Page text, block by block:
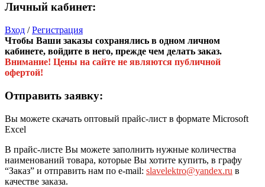
Личный кабинет:
Вход /Регистрация
Чтобы Ваши заказы сохранялись в одном личном
кабинете, войдите в него, прежде чем делать заказ.
Внимание! Цены на сайте не являются публичной
офертой!
Отправить заявку:
Вы можете скачать оптовый прайс-лист в формате Microsoft
Excel
В прайс-листе Вы можете заполнить нужные количества
наименований товара, которые Вы хотите купить, в графу
“Заказ” и отправить нам по e-mail: slavelektro@yandex.ru в
качестве заказа.